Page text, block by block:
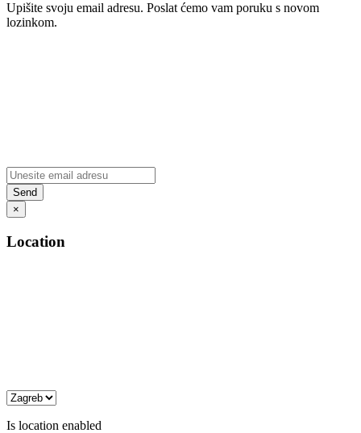
Upišite svoju email adresu. Poslat ćemo vam poruku s novom
lozinkom.
×
Location
Is location enabled